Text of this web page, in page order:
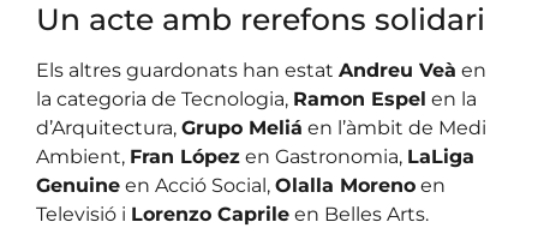
Un acte amb rerefons solidari
Els altres guardonats han estat Andreu Veà en
la categoria de Tecnologia, Ramon Espel en la
d’Arquitectura, Grupo Meliá en l’àmbit de Medi
Ambient, Fran López en Gastronomia, LaLiga
Genuine en Acció Social, Olalla Moreno en
Televisió i Lorenzo Caprile en Belles Arts.